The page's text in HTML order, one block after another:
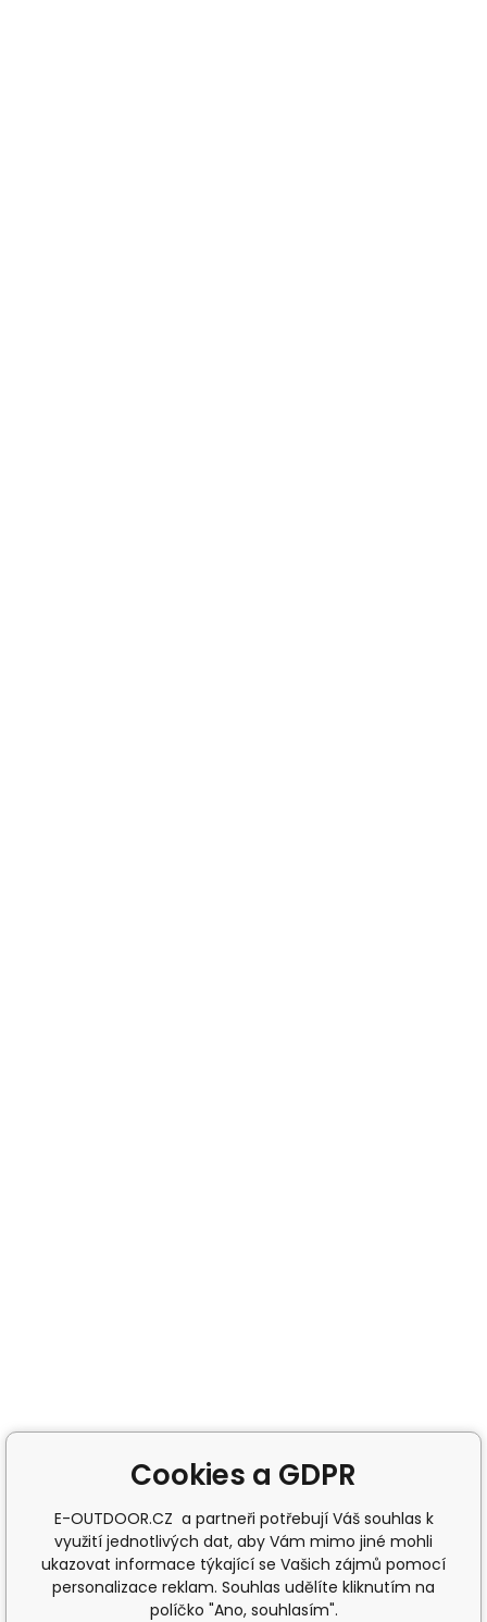
Cookies a GDPR
E-OUTDOOR.CZ a partneři potřebují Váš souhlas k
využití jednotlivých dat, aby Vám mimo jiné mohli
ukazovat informace týkající se Vašich zájmů pomocí
personalizace reklam. Souhlas udělíte kliknutím na
políčko "Ano, souhlasím".